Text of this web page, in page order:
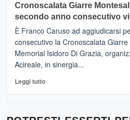
tra
sapori
vicoli
medievali
Mondello
(Palermo)
–
“E
adesso
Pasta
–
Sicilia
l’
Cronoscalata Giarre
secondo anno consecutivo
È Franco Caruso ad aggiudicarsi
consecutivo la Cronoscalata
Memorial Isidoro Di Grazia,
Acireale, in sinergia...
Leggi tuttoLeggi
Cronoscalata